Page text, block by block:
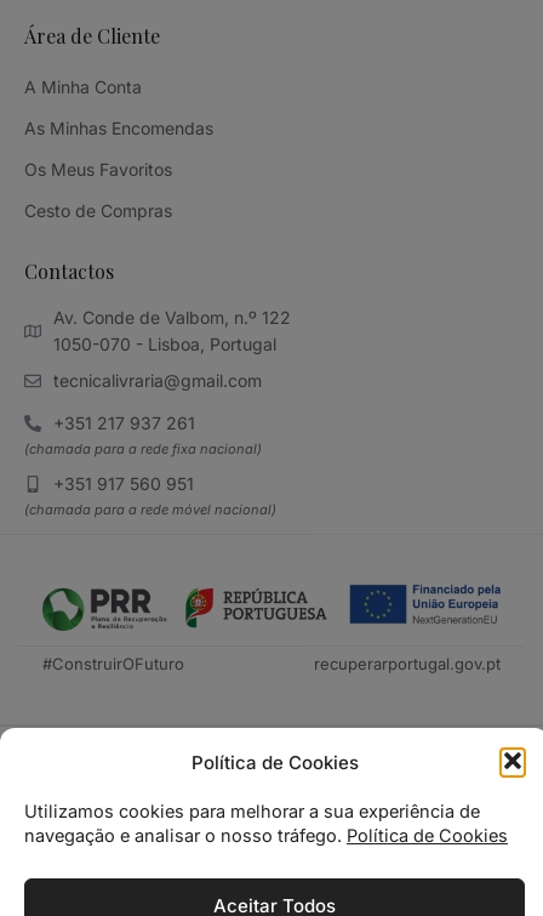
Política de Cookies
Utilizamos cookies para melhorar a sua experiência de
navegação e analisar o nosso tráfego. Política de Cookies
Aceitar Todos
Área de Cliente
A Minha Conta
As Minhas Encomendas
Os Meus Favoritos
Cesto de Compras
Contactos
Av. Conde de Valbom, n.º 122
1050-070 - Lisboa, Portugal
tecnicalivraria@gmail.com
+351 217 937 261
(chamada para a rede fixa nacional)
+351 917 560 951
(chamada para a rede móvel nacional)
#ConstruirOFuturo recuperarportugal.gov.pt